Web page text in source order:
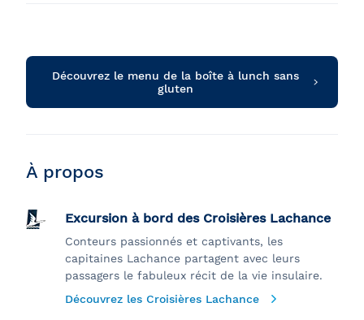
Découvrez le menu de la boîte à lunch sans
gluten
À propos
Excursion à bord des Croisières Lachance
Conteurs passionnés et captivants, les
capitaines Lachance partagent avec leurs
passagers le fabuleux récit de la vie insulaire.
Découvrez les Croisières Lachance